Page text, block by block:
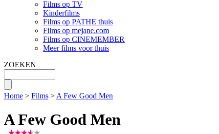
Films op TV
Kinderfilms
Films op PATHE thuis
Films op mejane.com
Films op CINEMEMBER
Meer films voor thuis
ZOEKEN
Home > Films > A Few Good Men
A Few Good Men